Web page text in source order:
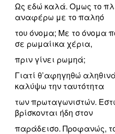
Ως εδώ καλά. Ομως το
αναφέρω με το παληό
του όνομα; Με το όνομα
σε ρωμαίικα χέρια,
πριν γίνει ρωμηά;
Γιατί θ’αφηγηθώ
καλύψω την ταυτότητα
των πρωταγωνιστών.
βρίσκονται ήδη στον
παράδεισο. Προφανώς,